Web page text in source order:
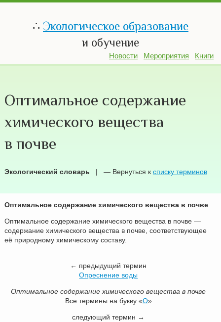
∴ Экологическое образование
и обучение
Новости Мероприятия Книги
Оптимальное содержание
химического вещества
в почве
Экологический словарь | — Вернуться к списку терминов
Оптимальное содержание химического вещества в почве
Оптимальное содержание химического вещества в почве —
содержание химического вещества в почве, соответствующее
её природному химическому составу.
← предыдущий термин
Опреснение воды
Оптимальное содержание химического вещества в почве
Все термины на букву «О»
следующий термин →